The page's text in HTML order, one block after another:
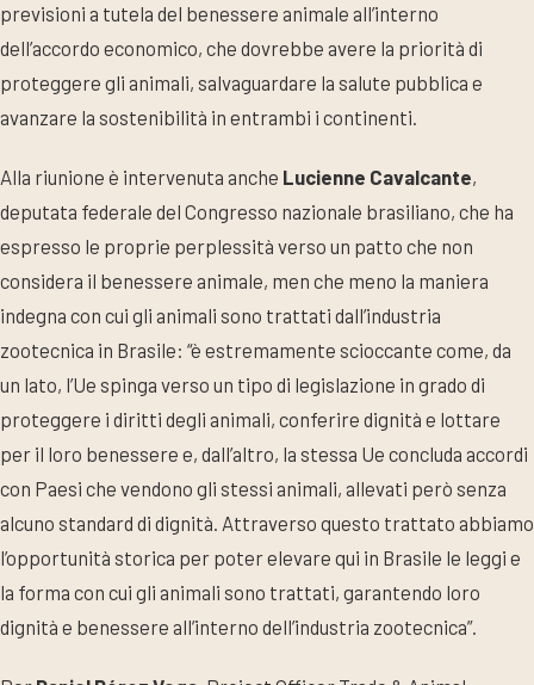
previsioni a tutela del benessere animale all’interno
dell’accordo economico, che dovrebbe avere la priorità di
proteggere gli animali, salvaguardare la salute pubblica e
avanzare la sostenibilità in entrambi i continenti.
Alla riunione è intervenuta anche Lucienne Cavalcante,
deputata federale del Congresso nazionale brasiliano, che ha
espresso le proprie perplessità verso un patto che non
considera il benessere animale, men che meno la maniera
indegna con cui gli animali sono trattati dall’industria
zootecnica in Brasile: “è estremamente scioccante come, da
un lato, l’Ue spinga verso un tipo di legislazione in grado di
proteggere i diritti degli animali, conferire dignità e lottare
per il loro benessere e, dall’altro, la stessa Ue concluda accordi
con Paesi che vendono gli stessi animali, allevati però senza
alcuno standard di dignità. Attraverso questo trattato abbiamo
l’opportunità storica per poter elevare qui in Brasile le leggi e
la forma con cui gli animali sono trattati, garantendo loro
dignità e benessere all’interno dell’industria zootecnica”.